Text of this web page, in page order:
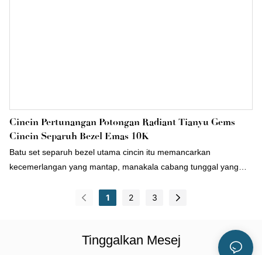
Cincin Pertunangan Potongan Radiant Tianyu Gems
Cincin Separuh Bezel Emas 10K
Batu set separuh bezel utama cincin itu memancarkan
kecemerlangan yang mantap, manakala cabang tunggal yang
Digandingkan dengan berlian yang dihasilkan di makmal yang
cincin perkahwinan atau pertunangan.
1 2 3
Tinggalkan Mesej